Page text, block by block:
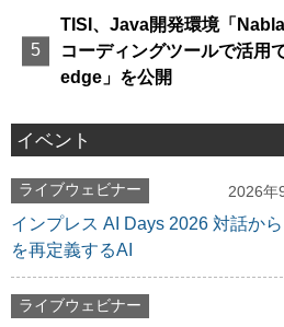
TISI、Java開発環境「
コーディングツールで活用
edge」を公開
イベント
ライブウェビナー 2026年
インプレス AI Days 2026 対話か
を再定義するAI
ライブウェビナー